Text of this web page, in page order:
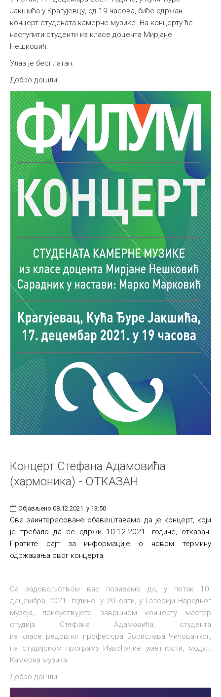
Јакшића у Крагујевцу, од 19 часова, биће одржан
концерт студената камерне музике. На концерту ће
наступити студенти из класе доцента Мирјане
Нешковић.
Улаз је бесплатан.
Добро дошли!
Концерт Стефана Адамовића
(хармоника) - ОТКАЗАН
Објављено 08.12.2021. у 13:50
Све заинтересоване обавештавамо да је концерт, који
је требало да се одржи 10.12.2021. године, отказан.
Пратите сајт за информације о новом термину
одржавања овог концерта.
Са задовољством вас позивамо да, у петак 10.
децембра 2021. године, у 20 сати, у Галерији Народног
музеја, присуствујете завршном концерту мастер
студија Стефана Адамовића, студента
из класе редовног професора Борислава Чичовачког,
на студијском програму Извођачке уметности, модул:
Камерна музика.
Добро дошли!